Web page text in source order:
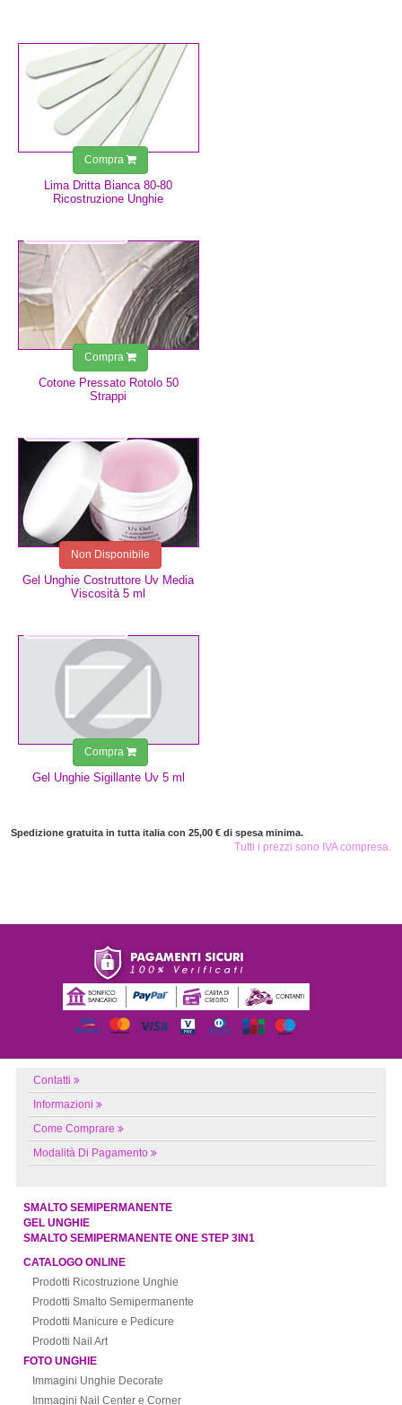
Lima Dritta Bianca 80-80
Ricostruzione Unghie
Compra
Cotone Pressato Rotolo 50
Strappi
Compra
Gel Unghie Costruttore Uv Media
Viscosità 5 ml
Non Disponibile
Gel Unghie Sigillante Uv 5 ml
Compra
Spedizione gratuita in tutta italia con 25,00 € di spesa minima.
Tutti i prezzi sono IVA compresa.
Contatti
Informazioni
Come Comprare
Modalità Di Pagamento
SMALTO SEMIPERMANENTE
GEL UNGHIE
SMALTO SEMIPERMANENTE ONE STEP 3IN1
CATALOGO ONLINE
Prodotti Ricostruzione Unghie
Prodotti Smalto Semipermanente
Prodotti Manicure e Pedicure
Prodotti Nail Art
FOTO UNGHIE
Immagini Unghie Decorate
Immagini Nail Center e Corner